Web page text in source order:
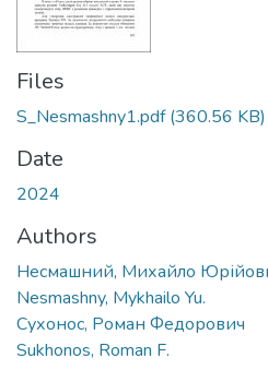
Files
S_Nesmashny1.pdf(360.56 KB)
Date
2024
Authors
Несмашний, Михайло
Nesmashny, Mykhailo Yu.
Сухонос, Роман Федорович
Sukhonos, Roman F.